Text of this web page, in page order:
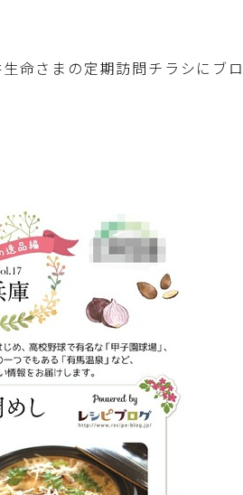
パプ
ン・
レタ
命さまの定期訪問チラシにブロ